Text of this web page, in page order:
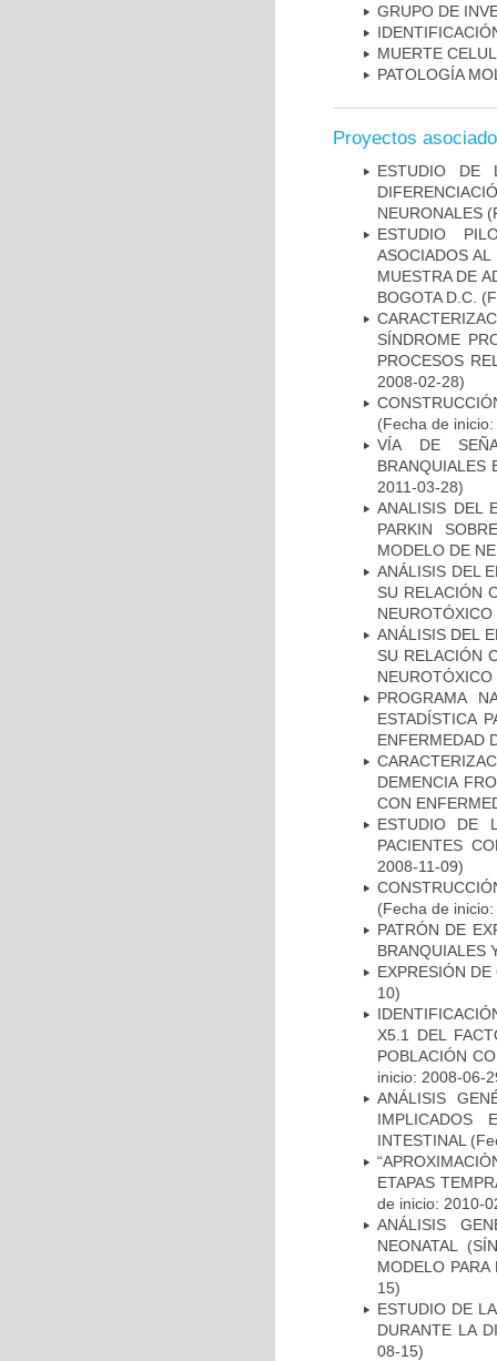
GRUPO DE
MUERTE
PATOLOGÍA
Proyectos
ESTUDIO DE
NEURONALES
ESTUDIO
ASOCIADOS
MUESTRA DE
BOGOTA D.C.
SÍNDROME
PROCESOS
2008-02-28)
(Fecha de
VÍA DE
BRANQUIALES
2011-03-28)
ANALISIS DEL
PARKIN
MODELO DE
ANÁLISIS DEL
SU RELACIÓN
NEUROTÓXICO
ANÁLISIS DEL
SU RELACIÓN
NEUROTÓXICO
PROGRAMA
ESTADÍSTICA
ENFERMEDAD
DEMENCIA
CON
ESTUDIO DE
PACIENTES
2008-11-09)
(Fecha de
PATRÓN DE
BRANQUIALES
EXPRESIÓN
10)
X5.1 DEL
POBLACIÓN
inicio: 2008-06-
ANÁLISIS
IMPLICADOS
INTESTINAL
ETAPAS
de inicio: 2010-
ANÁLISIS
NEONATAL
MODELO
15)
ESTUDIO DE
DURANTE LA
08-15)